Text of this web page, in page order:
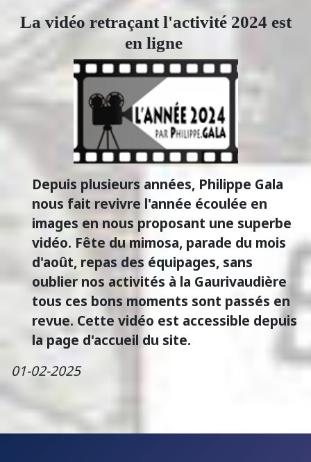
La vidéo retraçant l'activité 2024 est
en ligne
Depuis plusieurs années, Philippe Gala
nous fait revivre l'année écoulée en
images en nous proposant une superbe
vidéo. Fête du mimosa, parade du mois
d'août, repas des équipages, sans
oublier nos activités à la Gaurivaudière
tous ces bons moments sont passés en
revue. Cette vidéo est accessible depuis
la page d'accueil du site.
01-02-2025